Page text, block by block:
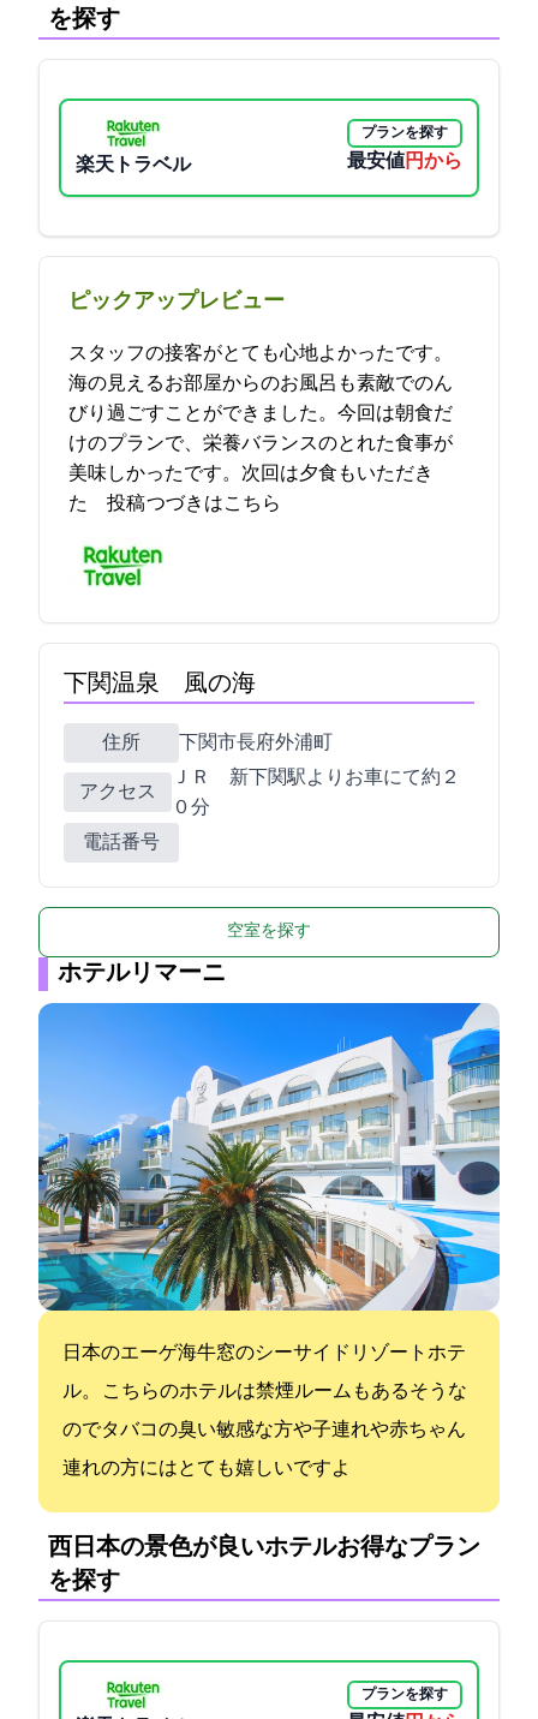
を探す
楽天トラベル
プランを探す
最安値13750円から
ピックアップレビュー
スタッフの接客がとても心地よかったです。
海の見えるお部屋からのお風呂も素敵でのん
びり過ごすことができました。今回は朝食だ
けのプランで、栄養バランスのとれた食事が
美味しかったです。次回は夕食もいただき
た… 2023-05-12 16:08:53投稿つづきはこちら
下関温泉 風の海
住所 下関市長府外浦町2-1
アクセス
ＪＲ 新下関駅よりお車にて約２
０分
電話番号
空室を探す
ホテルリマーニ
日本のエーゲ海牛窓のシーサイドリゾートホテ
ル。 こちらのホテルは禁煙ルームもあるそうな
のでタバコの臭い敏感な方や子連れや赤ちゃん
連れの方にはとても嬉しいですよ
西日本の景色が良いホテル:お得なプラン
を探す
プランを探す